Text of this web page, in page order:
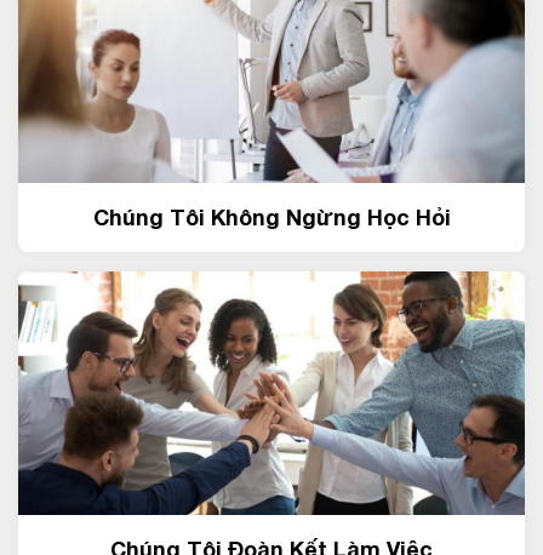
Chúng Tôi Không Ngừng Học Hỏi
Chúng Tôi Đoàn Kết Làm Việc